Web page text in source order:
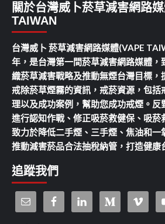
關於台灣威卜菸草減害網路
TAIWAN
台灣威卜 菸草減害網路媒體(VAPE
年，是台灣第一間菸草減害網路媒體，
織菸草減害戰略及推動無煙台灣目標，
戒除菸草煙霧的資訊，戒菸資源，包括
理以及成功案例，幫助您成功戒煙。反
進行認知作戰、修正吸菸救健保、吸菸
致力於降低二手煙、三手煙、焦油和一
推動減害菸品合法抽稅納管，打造健康
追蹤我們